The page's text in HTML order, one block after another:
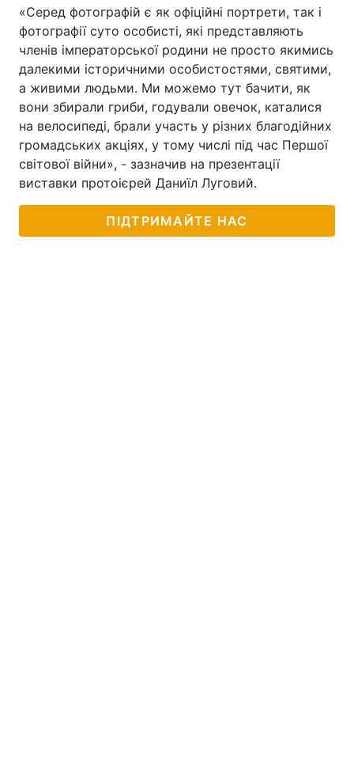
«Серед фотографій є як офіційні портрети, так і
фотографії суто особисті, які представляють
членів імператорської родини не просто якимись
далекими історичними особистостями, святими,
а живими людьми. Ми можемо тут бачити, як
вони збирали гриби, годували овечок, каталися
на велосипеді, брали участь у різних благодійних
громадських акціях, у тому числі під час Першої
світової війни», - зазначив на презентації
виставки протоієрей Даниїл Луговий.
ПІДТРИМАЙТЕ НАС